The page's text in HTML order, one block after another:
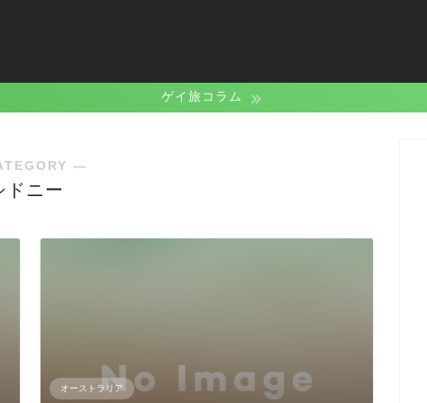
ゲイ旅コラム
―
ドニー
オーストラリア